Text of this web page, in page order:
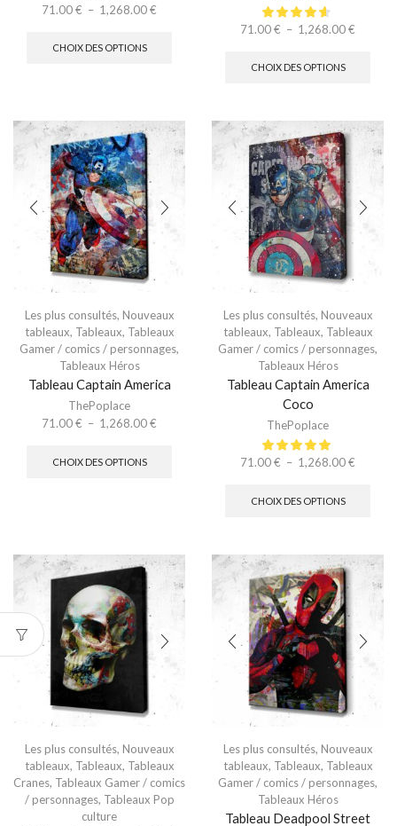
71.00€ – 1,268.00€
CHOIX DES OPTIONS
71.00€ – 1,268.00€
CHOIX DES OPTIONS
Les plus consultés, Nouveaux
tableaux, Tableaux, Tableaux
Gamer / comics / personnages,
Tableaux Héros
Tableau Captain America
ThePoplace
71.00€ – 1,268.00€
CHOIX DES OPTIONS
Les plus consultés, Nouveaux
tableaux, Tableaux, Tableaux
Gamer / comics / personnages,
Tableaux Héros
Tableau Captain America
Coco
ThePoplace
71.00€ – 1,268.00€
CHOIX DES OPTIONS
Les plus consultés, Nouveaux
tableaux, Tableaux, Tableaux
Cranes, Tableaux Gamer / comics
/ personnages, Tableaux Pop
culture
Les plus consultés, Nouveaux
tableaux, Tableaux, Tableaux
Gamer / comics / personnages,
Tableaux Héros
Tableau Deadpool Street